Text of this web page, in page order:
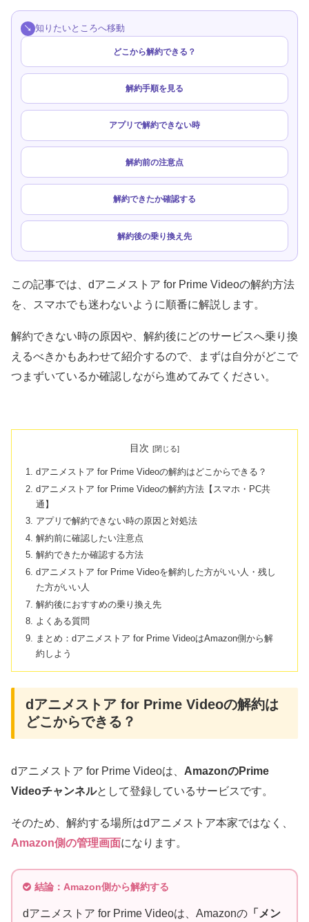
知りたいところへ移動
どこから解約できる？
解約手順を見る
アプリで解約できない時
解約前の注意点
解約できたか確認する
解約後の乗り換え先
この記事では、dアニメストア for Prime Videoの解約方法
を、スマホでも迷わないように順番に解説します。
解約できない時の原因や、解約後にどのサービスへ乗り換
えるべきかもあわせて紹介するので、まずは自分がどこで
つまずいているか確認しながら進めてみてください。
目次
dアニメストア for Prime Videoの解約はどこからできる？
dアニメストア for Prime Videoの解約方法【スマホ・PC共
通】
アプリで解約できない時の原因と対処法
解約前に確認したい注意点
解約できたか確認する方法
dアニメストア for Prime Videoを解約した方がいい人・残し
た方がいい人
解約後におすすめの乗り換え先
よくある質問
まとめ：dアニメストア for Prime VideoはAmazon側から解
約しよう
dアニメストア for Prime Videoの解約は
どこからできる？
dアニメストア for Prime Videoは、 AmazonのPrime
Videoチャンネルとして登録しているサービスです。
そのため、解約する場所はdアニメストア本家ではなく、
Amazon側の管理画面になります。
結論：Amazon側から解約する
dアニメストア for Prime Videoは、Amazonの「メン